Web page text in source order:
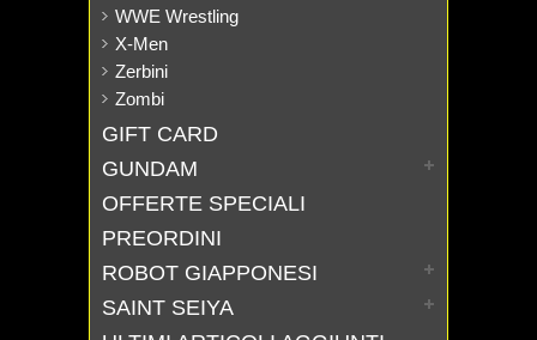
WWE Wrestling
X-Men
Zerbini
Zombi
GIFT CARD
GUNDAM
OFFERTE SPECIALI
PREORDINI
ROBOT GIAPPONESI
SAINT SEIYA